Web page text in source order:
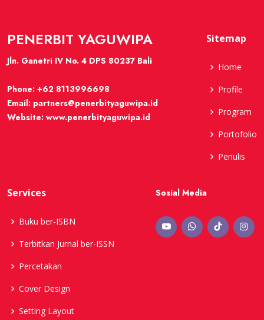
PENERBIT YAGUWIPA
Jln. Ganetri IV No. 4 DPS 80237 Bali
Phone: +62 8113996698
Email: partners@penerbityaguwipa.id
Website: www.penerbityaguwipa.id
Sitemap
Home
Profile
Program
Portofolio
Penulis
Services
Buku ber-ISBN
Terbitkan Jurnal ber-ISSN
Percetakan
Cover Design
Setting Layout
Sosial Media